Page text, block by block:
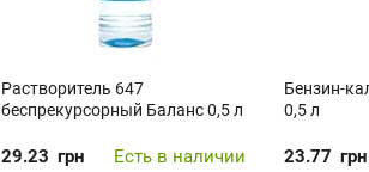
Растворитель 647
беспрекурсорный Баланс 0,5 л
29.23 грн Есть в наличии
Бензин-
0,5 л
23.77 грн